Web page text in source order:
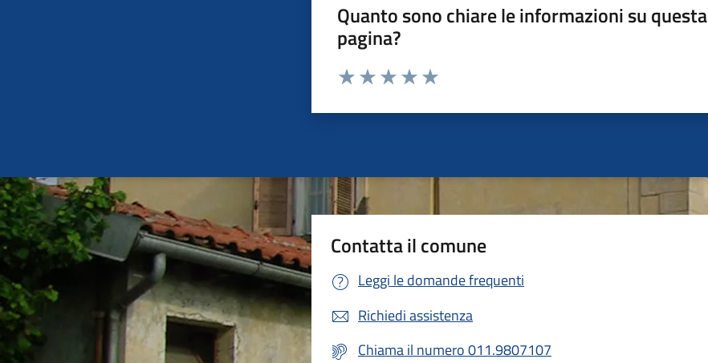
Quanto sono chiare le informazioni su questa
pagina?
Valuta da 1 a 5 stelle la pagina
Contatta il comune
Leggi le domande frequenti
Richiedi assistenza
Chiama il numero 011.9807107